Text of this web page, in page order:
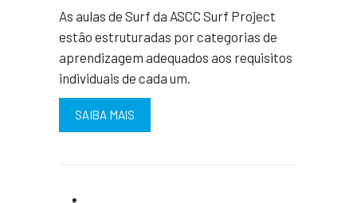
As aulas de Surf da ASCC Surf Project
estão estruturadas por categorias de
aprendizagem adequados aos requisitos
individuais de cada um.
SAIBA MAIS